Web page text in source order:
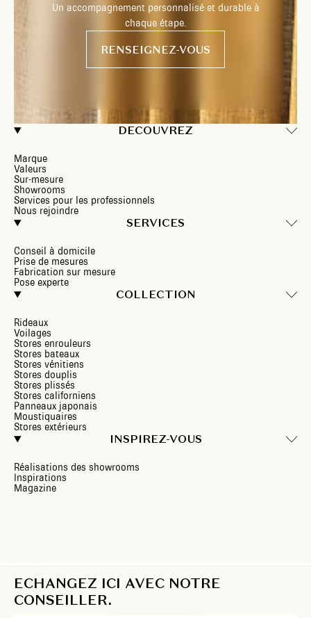
ECHANGEZ ICI AVEC NOTRE
CONSEILLER.
DECOUVREZ
Marque
Valeurs
Sur-mesure
Showrooms
Services pour les professionnels
Nous rejoindre
SERVICES
Conseil à domicile
Prise de mesures
Fabrication sur mesure
Pose experte
COLLECTION
Rideaux
Voilages
Stores enrouleurs
Stores bateaux
Stores vénitiens
Stores douplis
Stores plissés
Stores californiens
Panneaux japonais
Moustiquaires
Stores extérieurs
INSPIREZ-VOUS
Réalisations des showrooms
Inspirations
Magazine
Un accompagnement personnalisé et durable à
chaque étape.
RENSEIGNEZ-VOUS
LU